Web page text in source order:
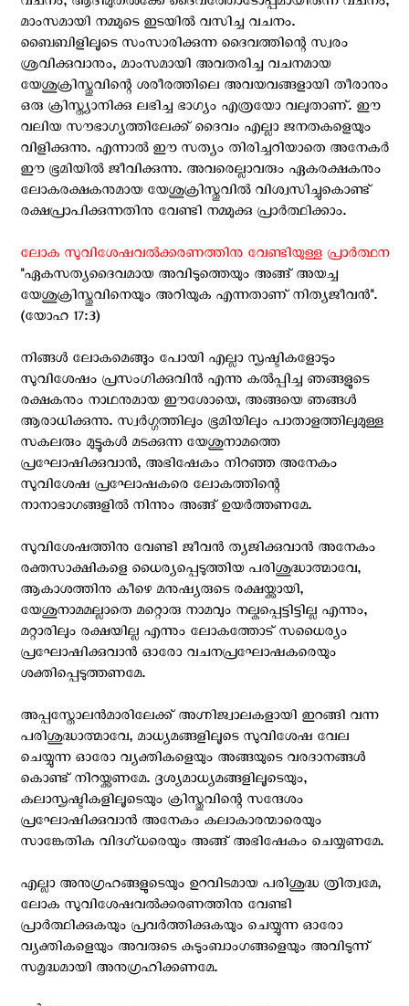
മാംസമായി നമ്മുടെ ഇടയിൽ വസിച്ച വചനം.
ബൈബിളിലൂടെ സംസാരിക്കുന്ന ദൈവത്തിന്റെ സ്വരം
ശ്രവിക്കുവാനും, മാംസമായി അവതരിച്ച വചനമായ
യേശുക്രിസ്തുവിന്റെ ശരീരത്തിലെ അവയവങ്ങളായി തീരാനും
ഒരു ക്രിസ്ത്യാനിക്കു ലഭിച്ച ഭാഗ്യം എത്രയോ വലുതാണ്. ഈ
വലിയ സൗഭാഗ്യത്തിലേക്ക് ദൈവം എല്ലാ ജനതകളെയും
വിളിക്കുന്നു. എന്നാൽ ഈ സത്യം തിരിച്ചറിയാതെ അനേകർ
ഈ ഭൂമിയിൽ ജീവിക്കുന്നു. അവരെല്ലാവരും ഏകരക്ഷകനും
ലോകരക്ഷകനുമായ യേശുക്രിസ്തുവിൽ വിശ്വസിച്ചുകൊണ്ട്
രക്ഷപ്രാപിക്കുന്നതിനു വേണ്ടി നമ്മുക്കു പ്രാർത്ഥിക്കാം.
ലോക സുവിശേഷവൽക്കരണത്തിനു വേണ്ടിയുള്ള പ്രാർത്ഥന
"ഏകസത്യദൈവമായ അവിടുത്തെയും അങ്ങ് അയച്ച
യേശുക്രിസ്തുവിനെയും അറിയുക എന്നതാണ് നിത്യജീവൻ".
(യോഹ 17:3)
നിങ്ങള്‍ ലോകമെങ്ങും പോയി എല്ലാ സൃഷ്ടികളോടും
സുവിശേഷം പ്രസംഗിക്കുവിന്‍ എന്നു കല്‍പ്പിച്ച ഞങ്ങളുടെ
രക്ഷകനും നാഥനുമായ ഈശോയെ, അങ്ങയെ ഞങ്ങൾ
ആരാധിക്കുന്നു. സ്വര്‍ഗ്ഗത്തിലും ഭൂമിയിലും പാതാളത്തിലുമുള്ള
സകലരും മുട്ടുകള്‍ മടക്കുന്ന യേശുനാമത്തെ
പ്രഘോഷിക്കുവാന്‍, അഭിഷേകം നിറഞ്ഞ അനേകം
സുവിശേഷ പ്രഘോഷകരെ ലോകത്തിന്റെ
നാനാഭാഗങ്ങളിൽ നിന്നും അങ്ങ് ഉയർത്തണമേ.
സുവിശേഷത്തിനു വേണ്ടി ജീവന്‍ ത്യജിക്കുവാന്‍ അനേകം
രക്തസാക്ഷികളെ ധൈര്യപ്പെടുത്തിയ പരിശുദ്ധാത്മാവേ,
ആകാശത്തിനു കീഴെ മനുഷ്യരുടെ രക്ഷയ്ക്കായി,
യേശുനാമമല്ലാതെ മറ്റൊരു നാമവും നല്കപ്പെട്ടിട്ടില്ല എന്നും,
മറ്റാരിലും രക്ഷയില്ല എന്നും ലോകത്തോട്‌ സധൈര്യം
പ്രഘോഷിക്കുവാന്‍ ഓരോ വചനപ്രഘോഷകരെയും
ശക്തിപ്പെടുത്തണമേ.
അപ്പസ്തോലന്‍മാരിലേക്ക് അഗ്നിജ്വാലകളായി ഇറങ്ങി വന്ന
പരിശുദ്ധാത്മാവേ, മാധ്യമങ്ങളിലൂടെ സുവിശേഷ വേല
ചെയ്യുന്ന ഓരോ വ്യക്തികളെയും അങ്ങയുടെ വരദാനങ്ങൾ
കൊണ്ട് നിറയ്ക്കണമേ. ദൃശ്യമാധ്യമങ്ങളിലൂടെയും,
കലാസൃഷ്ടികളിലൂടെയും ക്രിസ്തുവിന്റെ സന്ദേശം
പ്രഘോഷിക്കുവാൻ അനേകം കലാകാരന്മാരെയും
സാങ്കേതിക വിദഗ്ധരെയും അങ്ങ് അഭിഷേകം ചെയ്യണമേ.
എല്ലാ അനുഗ്രഹങ്ങളുടെയും ഉറവിടമായ പരിശുദ്ധ ത്രിത്വമേ,
ലോക സുവിശേഷവൽക്കരണത്തിനു വേണ്ടി
പ്രാർത്ഥിക്കുകയും പ്രവർത്തിക്കുകയും ചെയ്യുന്ന ഓരോ
വ്യക്തികളെയും അവരുടെ കുടുംബാംഗങ്ങളെയും അവിടുന്ന്
സമൃദ്ധമായി അനുഗ്രഹിക്കണമേ.